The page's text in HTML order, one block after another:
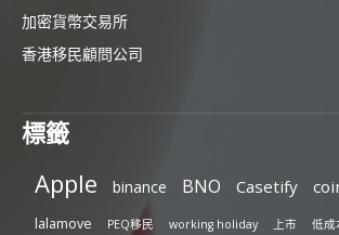
加密貨幣交易所
香港移民顧問公司
標籤
Apple binance BNO Casetify
lalamove PEQ移民 working holiday 上市 低成